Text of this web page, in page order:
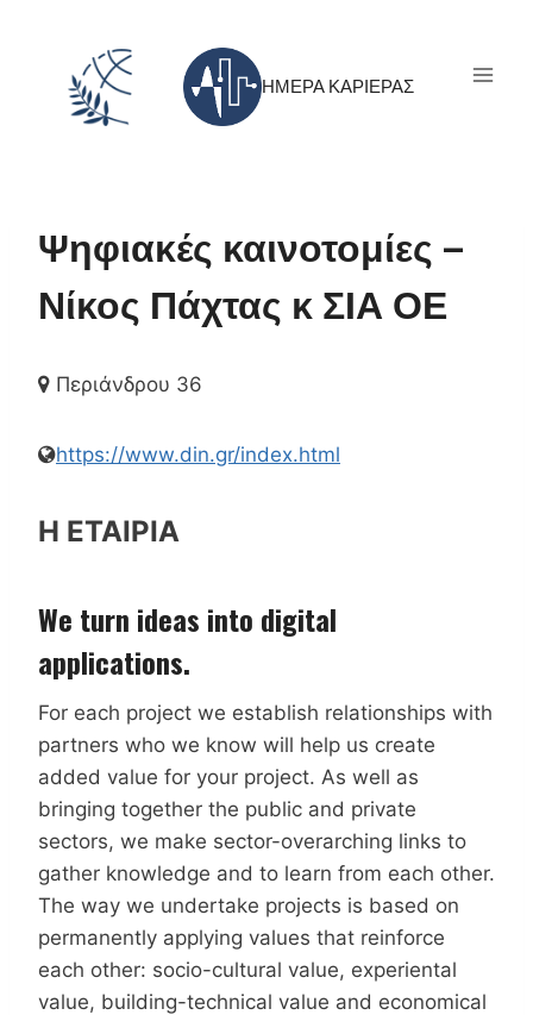
ΗΜΕΡΑ ΚΑΡΙΕΡΑΣ
Ψηφιακές καινοτομίες –
Νίκος Πάχτας κ ΣΙΑ ΟΕ
Περιάνδρου 36
https://www.din.gr/index.html
Η ΕΤΑΙΡΙΑ
We turn ideas into digital
applications.
For each project we establish relationships with
partners who we know will help us create
added value for your project. As well as
bringing together the public and private
sectors, we make sector-overarching links to
gather knowledge and to learn from each other.
The way we undertake projects is based on
permanently applying values that reinforce
each other: socio-cultural value, experiental
value, building-technical value and economical